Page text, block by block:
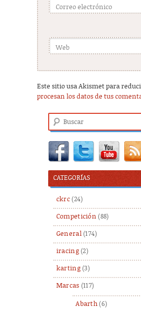
Correo electrónico
Web
Este sitio usa Akismet para
procesan los datos de tus
Buscar
CATEGORÍAS
ckrc(24)
Competición (88)
General(174)
iracing(2)
karting(3)
Marcas (117)
Abarth (6)